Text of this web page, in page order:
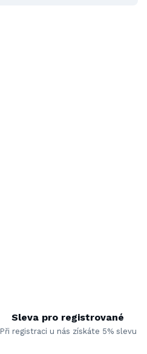
Sleva pro registrované
Při registraci u nás získáte 5% slevu